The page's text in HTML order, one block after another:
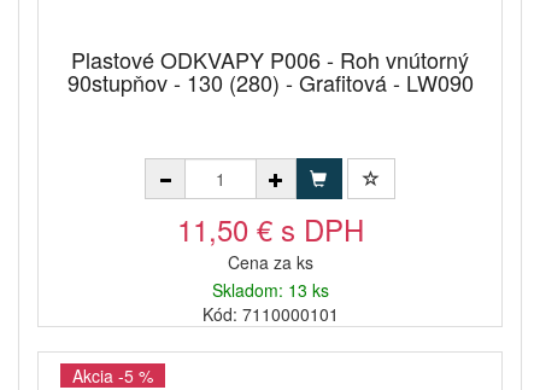
Plastové ODKVAPY P006 - Roh vnútorný
90stupňov - 130 (280) - Grafitová - LW090
11,50 € s DPH
Cena za ks
Skladom: 13 ks
Kód: 7110000101
Akcia -5 %